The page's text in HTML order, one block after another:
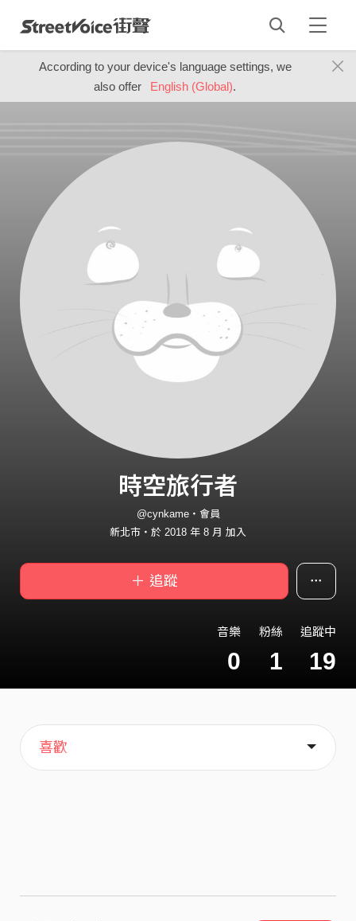
According to your device's language settings, we
also offer
English (Global).
時空旅行者
@cynkame・會員
新北市・於 2018 年 8 月 加入
＋ 追蹤
音樂
0
粉絲
1
追蹤中
19
主頁
歌單
喜歡
關於